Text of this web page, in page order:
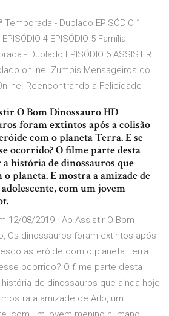
- Dublado EPISÓDIO 1
4 EPISÓDIO 5 Família
- Dublado EPISÓDIO 6 ASSISTIR
online. Zumbis Mensageiros do
Reencontrando a Felicidade
O Bom Dinossauro HD
foram extintos após a colisão
com o planeta Terra. E se
ocorrido? O filme parte desta
história de dinossauros que
planeta. E mostra a amizade de
com um jovem
12/08/2019 · Ao Assistir O Bom
Os dinossauros foram extintos após
asteróide com o planeta Terra. E
ocorrido? O filme parte desta
de dinossauros que ainda hoje
a amizade de Arlo, um